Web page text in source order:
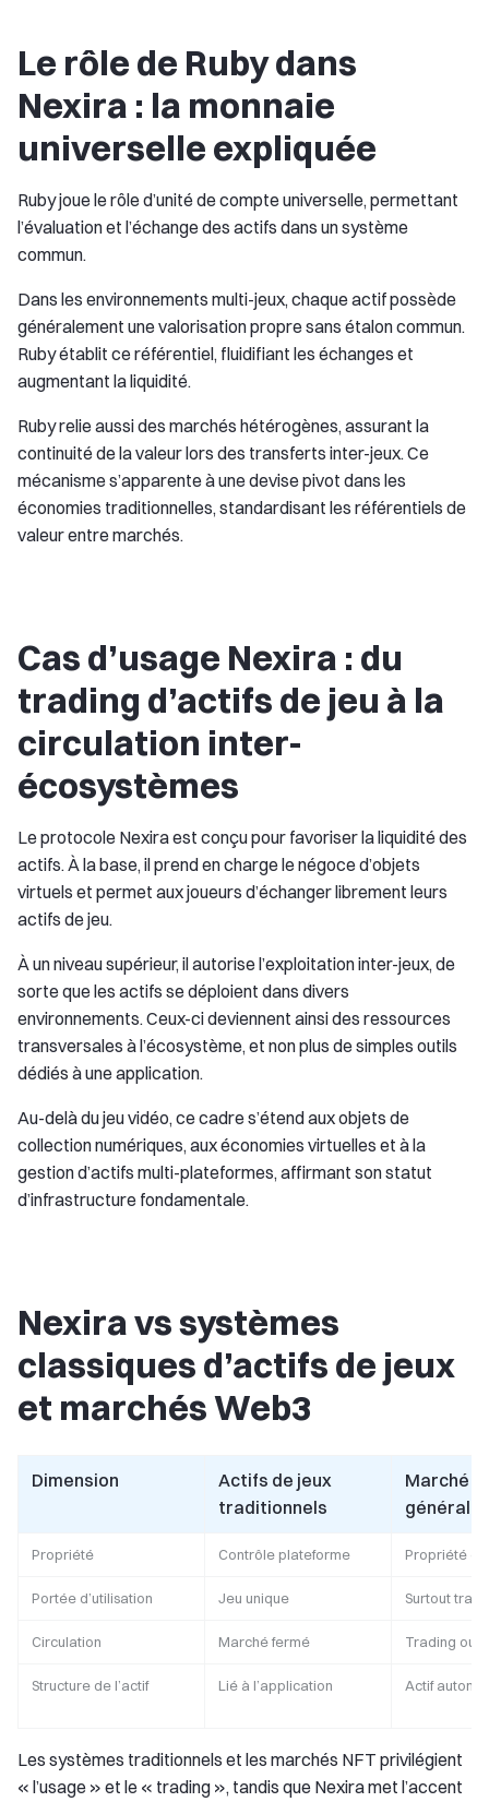
Le rôle de Ruby dans
Nexira : la monnaie
universelle expliquée
Ruby joue le rôle d’unité de compte universelle, permettant
l’évaluation et l’échange des actifs dans un système
commun.
Dans les environnements multi-jeux, chaque actif possède
généralement une valorisation propre sans étalon commun.
Ruby établit ce référentiel, fluidifiant les échanges et
augmentant la liquidité.
Ruby relie aussi des marchés hétérogènes, assurant la
continuité de la valeur lors des transferts inter-jeux. Ce
mécanisme s’apparente à une devise pivot dans les
économies traditionnelles, standardisant les référentiels de
valeur entre marchés.
Cas d’usage Nexira : du
trading d’actifs de jeu à la
circulation inter-
écosystèmes
Le protocole Nexira est conçu pour favoriser la liquidité des
actifs. À la base, il prend en charge le négoce d’objets
virtuels et permet aux joueurs d’échanger librement leurs
actifs de jeu.
À un niveau supérieur, il autorise l’exploitation inter-jeux, de
sorte que les actifs se déploient dans divers
environnements. Ceux-ci deviennent ainsi des ressources
transversales à l’écosystème, et non plus de simples outils
dédiés à une application.
Au-delà du jeu vidéo, ce cadre s’étend aux objets de
collection numériques, aux économies virtuelles et à la
gestion d’actifs multi-plateformes, affirmant son statut
d’infrastructure fondamentale.
Nexira vs systèmes
classiques d’actifs de jeux
et marchés Web3
Dimension
Actifs de jeux
traditionnels
Marché
général
Propriété Contrôle plateforme Propriété
Portée d’utilisation Jeu unique Surtout
Circulation Marché fermé Trading
Structure de l’actif Lié à l’application Actif
Les systèmes traditionnels et les marchés NFT privilégient
« l’usage » et le « trading », tandis que Nexira met l’accent